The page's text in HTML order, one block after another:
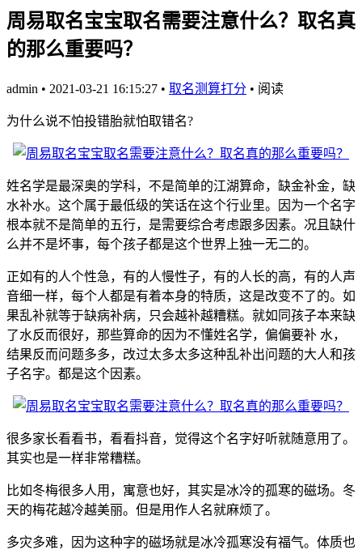
周易取名宝宝取名需要注意什么？取名真
的那么重要吗？
admin • 2021-03-21 16:15:27 • 取名测算打分 • 阅读
为什么说不怕投错胎就怕取错名?
姓名学是最深奥的学科，不是简单的江湖算命，缺金补金，缺
水补水。这个属于最低级的笑话在这个行业里。因为一个名字
根本就不是简单的五行，是需要综合考虑跟多因素。况且缺什
么并不是坏事，每个孩子都是这个世界上独一无二的。
正如有的人个性急，有的人慢性子，有的人长的高，有的人声
音细一样，每个人都是有着本身的特质，这是改变不了的。如
果乱补就等于缺病补病，只会越补越糟糕。就如同孩子本来缺
了水反而很好，那些算命的因为不懂姓名学，偏偏要补 水，
结果反而问题多多，改过太多太多这种乱补出问题的大人和孩
子名字。都是这个因素。
很多家长看看书，看看抖音，觉得这个名字好听就随意用了。
其实也是一样非常糟糕。
比如冬梅很多人用，寓意也好，其实是冰冷的孤寒的磁场。冬
天的梅花越冷越美丽。但是用作人名就麻烦了。
多灾多难，因为这种字的磁场就是冰冷孤寒没有福气。体质也